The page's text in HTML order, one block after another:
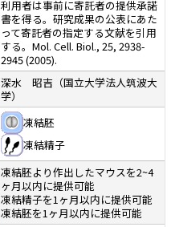
利用者は事前に寄託者の提供承諾
書を得る。研究成果の公表にあた
って寄託者の指定する文献を引用
する。Mol. Cell. Biol., 25, 2938-
2945 (2005).
深水 昭吉（国立大学法人筑波大
学）
凍結胚
凍結精子
凍結胚より作出したマウスを2~4
ヶ月以内に提供可能
凍結精子を1ヶ月以内に提供可能
凍結胚を1ヶ月以内に提供可能